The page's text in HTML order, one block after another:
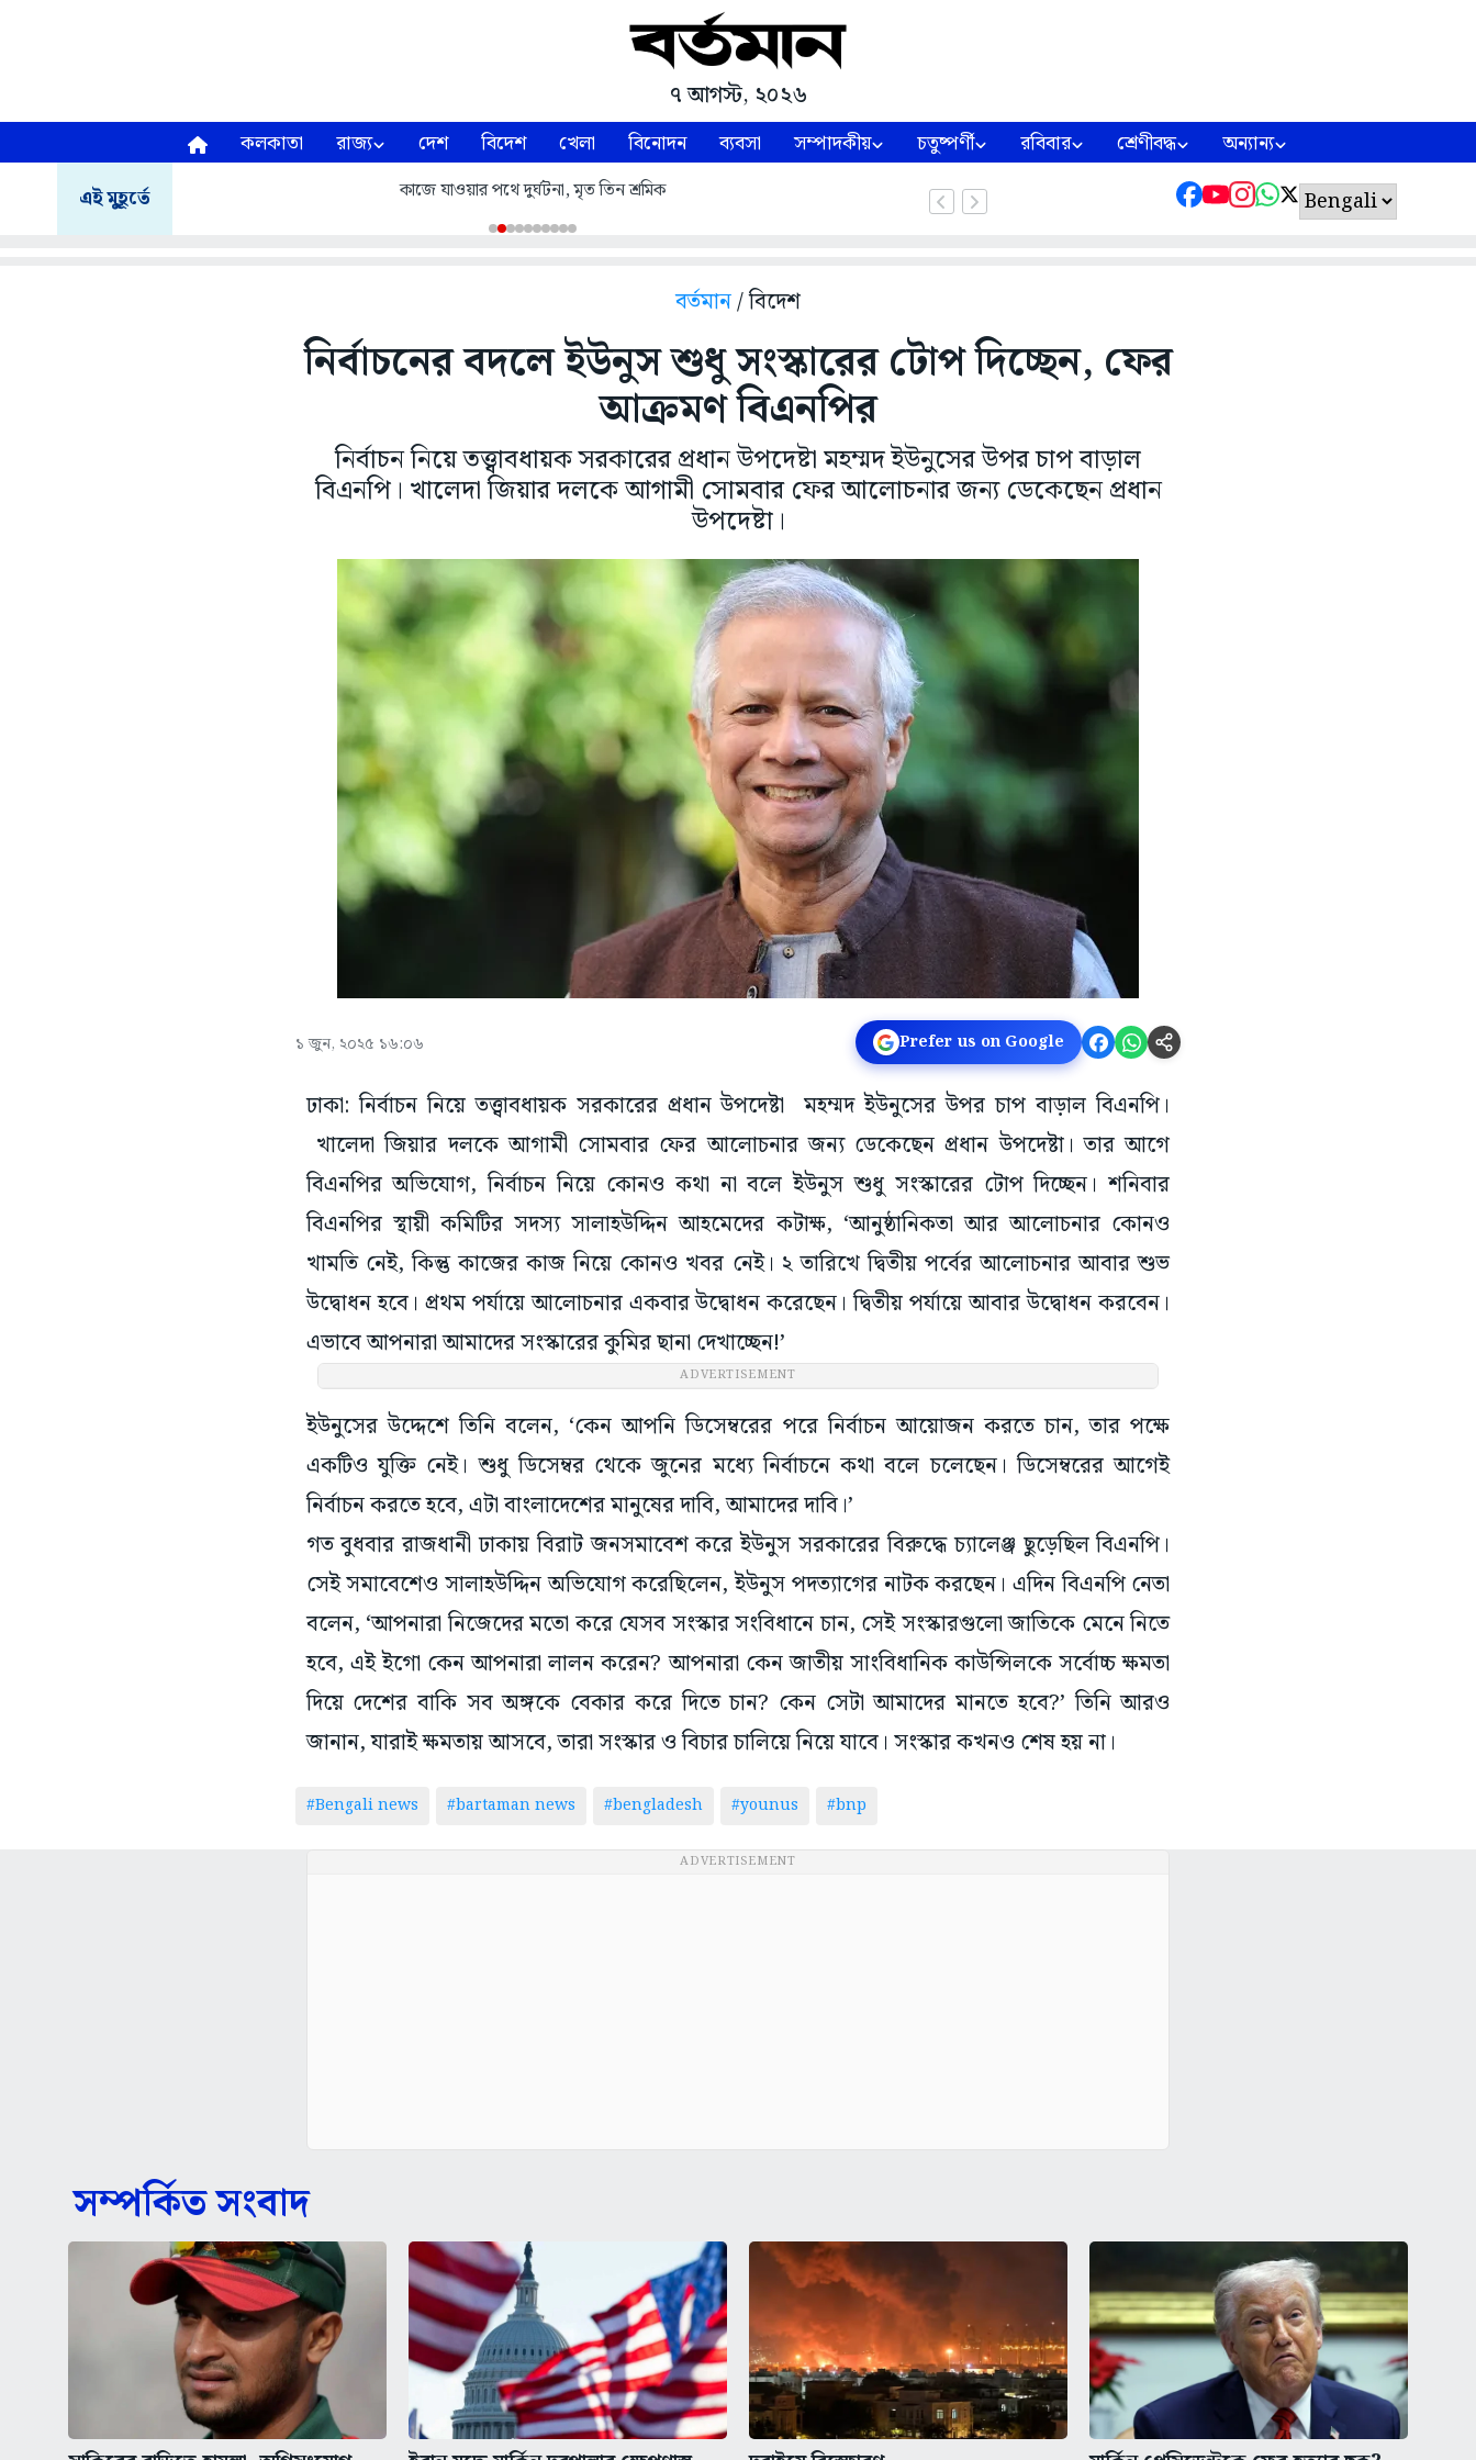
৭ আগস্ট, ২০২৬
কলকাতা রাজ্য দেশ বিদেশ খেলা বিনোদন ব্যবসা সম্পাদকীয় চতুষ্পর্ণী রবিবার শ্রেণীবদ্ধ অন্যান্য
এই মুহূর্তে কাজে যাওয়ার পথে দুর্ঘটনা, মৃত তিন শ্রমিক
বর্তমান/ বিদেশ
নির্বাচনের বদলে ইউনুস শুধু সংস্কারের টোপ দিচ্ছেন, ফের
আক্রমণ বিএনপির
নির্বাচন নিয়ে তত্ত্বাবধায়ক সরকারের প্রধান উপদেষ্টা মহম্মদ ইউনুসের উপর চাপ বাড়াল
বিএনপি। খালেদা জিয়ার দলকে আগামী সোমবার ফের আলোচনার জন্য ডেকেছেন প্রধান
উপদেষ্টা।
১ জুন, ২০২৫ ১৬:০৬ Prefer us on Google
ঢাকা: নির্বাচন নিয়ে তত্ত্বাবধায়ক সরকারের প্রধান উপদেষ্টা মহম্মদ ইউনুসের উপর চাপ বাড়াল বিএনপি।
খালেদা জিয়ার দলকে আগামী সোমবার ফের আলোচনার জন্য ডেকেছেন প্রধান উপদেষ্টা। তার আগে
বিএনপির অভিযোগ, নির্বাচন নিয়ে কোনও কথা না বলে ইউনুস শুধু সংস্কারের টোপ দিচ্ছেন। শনিবার
বিএনপির স্থায়ী কমিটির সদস্য সালাহউদ্দিন আহমেদের কটাক্ষ, ‘আনুষ্ঠানিকতা আর আলোচনার কোনও
খামতি নেই, কিন্তু কাজের কাজ নিয়ে কোনও খবর নেই। ২ তারিখে দ্বিতীয় পর্বের আলোচনার আবার শুভ
উদ্বোধন হবে। প্রথম পর্যায়ে আলোচনার একবার উদ্বোধন করেছেন। দ্বিতীয় পর্যায়ে আবার উদ্বোধন করবেন।
এভাবে আপনারা আমাদের সংস্কারের কুমির ছানা দেখাচ্ছেন!’
ADVERTISEMENT
ইউনুসের উদ্দেশে তিনি বলেন, ‘কেন আপনি ডিসেম্বরের পরে নির্বাচন আয়োজন করতে চান, তার পক্ষে
একটিও যুক্তি নেই। শুধু ডিসেম্বর থেকে জুনের মধ্যে নির্বাচনে কথা বলে চলেছেন। ডিসেম্বরের আগেই
নির্বাচন করতে হবে, এটা বাংলাদেশের মানুষের দাবি, আমাদের দাবি।’
গত বুধবার রাজধানী ঢাকায় বিরাট জনসমাবেশ করে ইউনুস সরকারের বিরুদ্ধে চ্যালেঞ্জ ছুড়েছিল বিএনপি।
সেই সমাবেশেও সালাহউদ্দিন অভিযোগ করেছিলেন, ইউনুস পদত্যাগের নাটক করছেন। এদিন বিএনপি নেতা
বলেন, ‘আপনারা নিজেদের মতো করে যেসব সংস্কার সংবিধানে চান, সেই সংস্কারগুলো জাতিকে মেনে নিতে
হবে, এই ইগো কেন আপনারা লালন করেন? আপনারা কেন জাতীয় সাংবিধানিক কাউন্সিলকে সর্বোচ্চ ক্ষমতা
দিয়ে দেশের বাকি সব অঙ্গকে বেকার করে দিতে চান? কেন সেটা আমাদের মানতে হবে?’ তিনি আরও
জানান, যারাই ক্ষমতায় আসবে, তারা সংস্কার ও বিচার চালিয়ে নিয়ে যাবে। সংস্কার কখনও শেষ হয় না।
#Bengali news #bartaman news #bengladesh #younus #bnp
ADVERTISEMENT
সম্পর্কিত সংবাদ